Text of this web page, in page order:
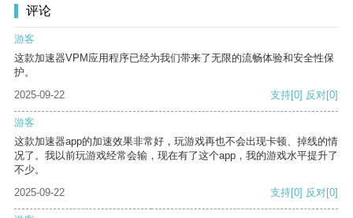
评论
游客
这款加速器VPM应用程序已经为我们带来了无限的流畅体验和安全性保
护。
2025-09-22
支持[0] 反对[0]
游客
这款加速器app的加速效果非常好，玩游戏再也不会出现卡顿、掉线的情
况了。我以前玩游戏经常会输，现在有了这个app，我的游戏水平提升了
不少。
2025-09-22
支持[0] 反对[0]